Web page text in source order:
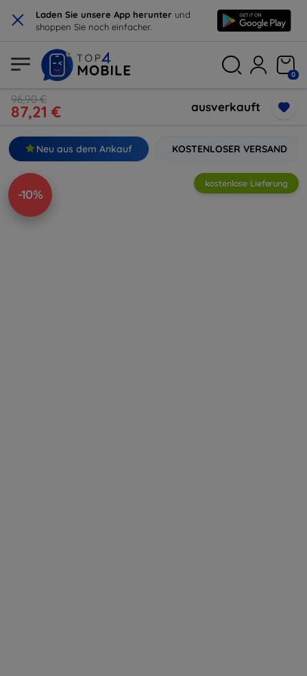
× Laden Sie unsere App herunter und
shoppen Sie noch einfacher.
0
96,90 €
87,21 € ausverkauft
Neu aus dem Ankauf KOSTENLOSER VERSAND
-10%
kostenlose Lieferung